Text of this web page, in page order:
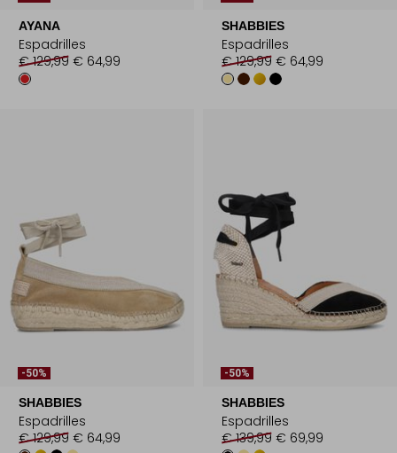
AYANA
Espadrilles
€ 129,99 € 64,99
SHABBIES
Espadrilles
€ 129,99 € 64,99
-50%
SHABBIES
Espadrilles
€ 129,99 € 64,99
-50%
SHABBIES
Espadrilles
€ 139,99 € 69,99